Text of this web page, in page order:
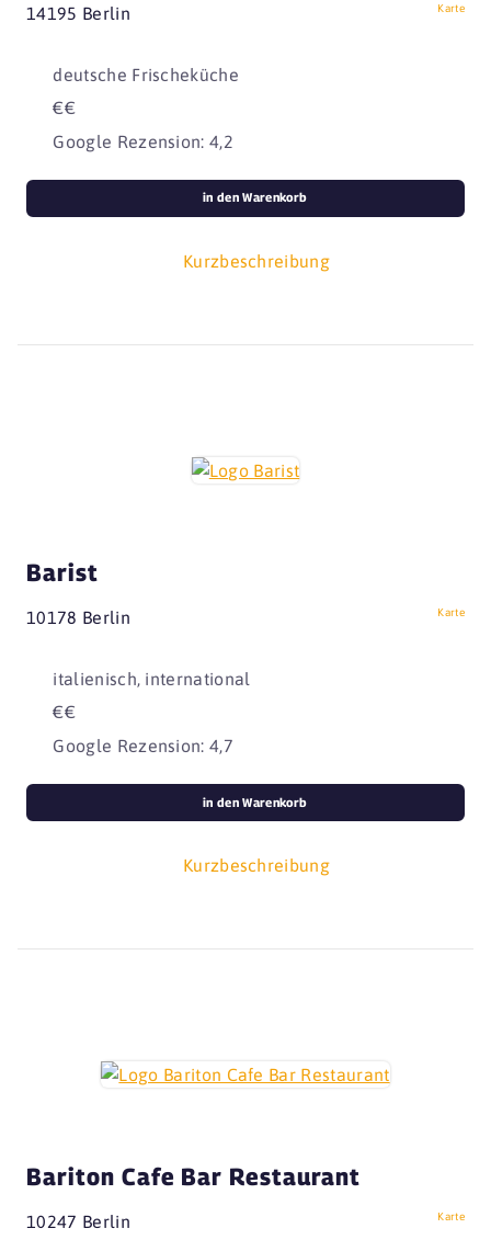
14195 Berlin Karte
deutsche Frischeküche
€€
Google Rezension: 4,2
Kurzbeschreibung
in den Warenkorb
Barist
10178 Berlin Karte
italienisch, international
€€
Google Rezension: 4,7
Kurzbeschreibung
in den Warenkorb
Bariton Cafe Bar Restaurant
10247 Berlin Karte